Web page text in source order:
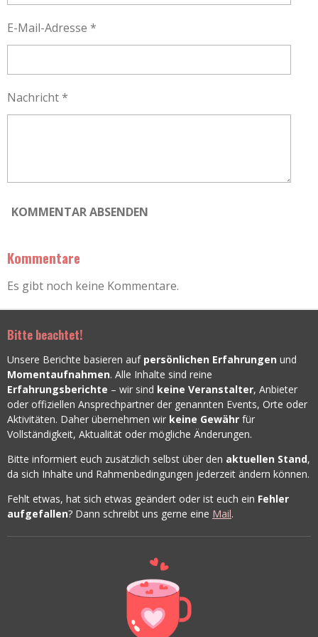
4
6
3
8
5
3
8
S
e
r
e
d
n
E-Mail-Adresse *
Nachricht *
KOMMENTAR ABSENDEN
Kommentare
Es gibt noch keine Kommentare.
Bitte beachtet!
Unsere Berichte basieren auf persönlichen Erfahrungen und
Momentaufnahmen. Alle Inhalte sind reine
Erfahrungsberichte – wir sind keine Veranstalter, Anbieter
oder offiziellen Ansprechpartner der genannten Events, Orte oder
Aktivitäten. Daher übernehmen wir keine Gewähr für
Vollständigkeit, Aktualität oder mögliche Änderungen.
Bitte informiert euch zusätzlich selbst über den aktuellen Stand,
da sich Inhalte und Rahmenbedingungen jederzeit ändern können.
Fehlt etwas, hat sich etwas geändert oder ist euch ein Fehler
aufgefallen? Dann schreibt uns gerne eine Mail.